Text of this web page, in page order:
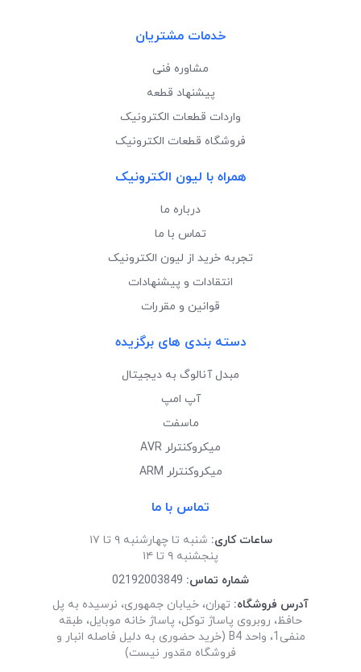
خدمات مشتریان
مشاوره فنی
پیشنهاد قطعه
واردات قطعات الکترونیک
فروشگاه قطعات الکترونیک
همراه با لیون الکترونیک
درباره ما
تماس با ما
تجربه خرید از لیون الکترونیک
انتقادات و پیشنهادات
قوانین و مقررات
دسته بندی های برگزیده
مبدل آنالوگ به دیجیتال
آپ امپ
ماسفت
میکروکنترلر AVR
میکروکنترلر ARM
تماس با ما
ساعات کاری: شنبه تا چهارشنبه ۹ تا ۱۷
پنجشنبه ۹ تا ۱۴
شماره تماس: 02192003849
آدرس فروشگاه: تهران، خیابان جمهوری، نرسیده به پل
حافظ، روبروی پاساژ توکل، پاساژ خانه موبایل، طبقه
منفی1، واحد B4 (خرید حضوری به دلیل فاصله انبار و
فروشگاه مقدور نیست)